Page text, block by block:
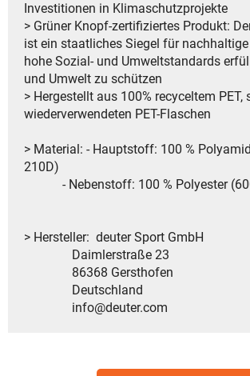
Investitionen in Klimaschutzprojekte
> Grüner Knopf-zertifiziertes Produkt:
ist ein staatliches Siegel für
hohe Sozial- und Umweltstandards
und Umwelt zu schützen
> Hergestellt aus 100% recyceltem PET,
wiederverwendeten PET-Flaschen
> Material: - Hauptstoff: 100 %
210D)
- Nebenstoff: 100 % Polyester
> Hersteller: deuter Sport GmbH
Daimlerstraße 23
86368 Gersthofen
Deutschland
info@deuter.com